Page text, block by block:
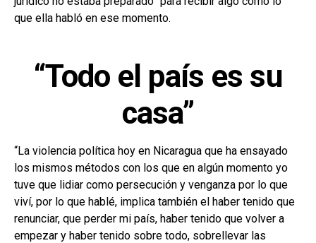
que ella habló en ese momento.
“Todo el país es su
casa”
“La violencia política hoy en Nicaragua que ha ensayado
los mismos métodos con los que en algún momento yo
tuve que lidiar como persecución y venganza por lo que
viví, por lo que hablé, implica también el haber tenido que
renunciar, que perder mi país, haber tenido que volver a
empezar y haber tenido sobre todo, sobrellevar las